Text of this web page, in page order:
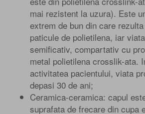
mai rezistent la uzura). Este
extrem de bun din care
paticule de polietilena, iar
semificativ, compartativ cu
metal polietilena crosslik-ata.
activitatea pacientului, viata
depasi 30 de ani;
Ceramica-ceramica: capul
suprafata de frecare din cupa